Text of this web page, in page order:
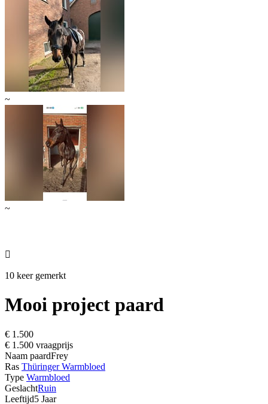
~
~

10 keer gemerkt
Mooi project paard
€ 1.500
€ 1.500 vraagprijs
Naam paardFrey
Ras Thüringer Warmbloed
Type Warmbloed
GeslachtRuin
Leeftijd5 Jaar